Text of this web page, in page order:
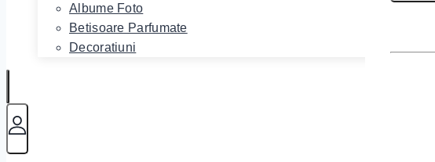
Albume Foto
Betisoare Parfumate
Decoratiuni